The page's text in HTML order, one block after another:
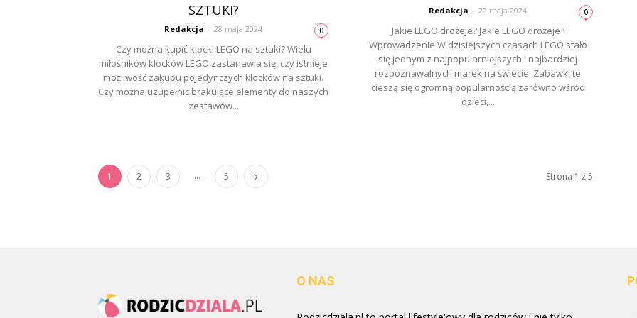
SZTUKI?
Redakcja - 28 maja 2024 0
Czy można kupić klocki LEGO na sztuki? Wielu
miłośników klocków LEGO zastanawia się, czy istnieje
możliwość zakupu pojedynczych klocków na sztuki.
Czy można uzupełnić brakujące elementy do naszych
zestawów...
Redakcja - 22 maja 2024 0
Jakie LEGO drożeje? Jakie LEGO drożeje?
Wprowadzenie W dzisiejszych czasach LEGO stało
się jednym z najpopularniejszych i najbardziej
rozpoznawalnych marek na świecie. Zabawki te
cieszą się ogromną popularnością zarówno wśród
dzieci,...
1 2 3 ... 5 Strona 1 z 5
O NAS